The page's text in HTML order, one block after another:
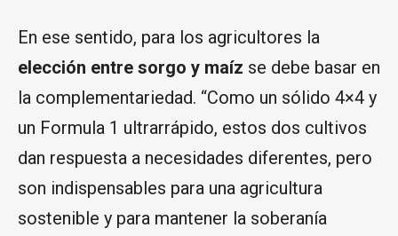
En ese sentido, para los agricultores la
elección entre sorgo y maíz se debe basar en
la complementariedad. “Como un sólido 4×4 y
un Formula 1 ultrarrápido, estos dos cultivos
dan respuesta a necesidades diferentes, pero
son indispensables para una agricultura
sostenible y para mantener la soberanía